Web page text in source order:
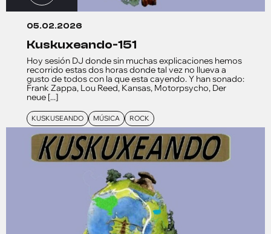
05.02.2026
kuskuxeando-151
Hoy sesión DJ donde sin muchas explicaciones hemos
recorrido estas dos horas donde tal vez no llueva a
gusto de todos con la que esta cayendo. Y han sonado:
Frank Zappa, Lou Reed, Kansas, Motorpsycho, Der
neue [...]
KUSKUSEANDO MÚSICA ROCK